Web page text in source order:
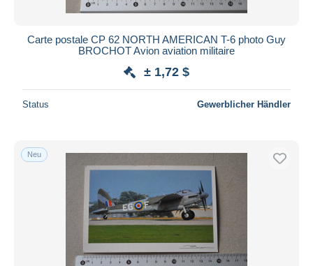
Carte postale CP 62 NORTH AMERICAN T-6 photo Guy
BROCHOT Avion aviation militaire
± 1,72 $
Status Gewerblicher Händler
Neu